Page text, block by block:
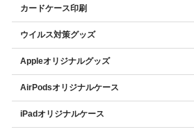
カードケース印刷
ウイルス対策グッズ
Appleオリジナルグッズ
AirPodsオリジナルケース
iPadオリジナルケース